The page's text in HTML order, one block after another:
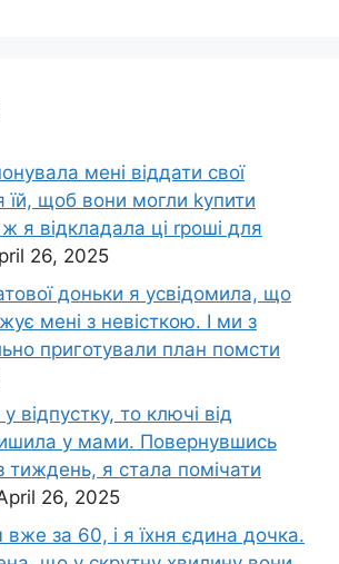
мені віддати свої
щоб вони могли kупити
я відкладала ці rроші для
26, 2025
доньки я усвідомила, що
мені з невісткою. І ми з
приготували план помсти
відпустку, то ключі від
у мами. Повернувшись
я стала помічати
26, 2025
за 60, і я їхня єдина дочка.